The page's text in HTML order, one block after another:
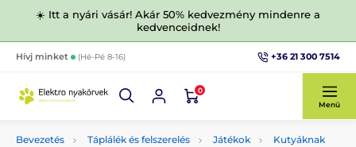
☀️ Itt a nyári vásár! Akár 50% kedvezmény mindenre a
kedvenceidnek!
Hívj minket (Hé-Pé 8-16) +36 21 300 7514
0
Menü
Bevezetés Táplálék és felszerelés Játékok
Kutyáknak